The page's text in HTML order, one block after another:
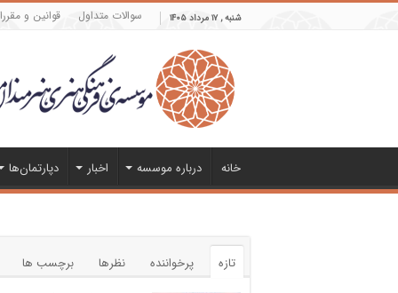
شنبه , ۱۷ مرداد ۱۴۰۵ سوالات متداول قوانین و
خانه درباره موسسه اخبار دپارتمان‌ها
تازه پرخواننده نظرها
برچسب ها